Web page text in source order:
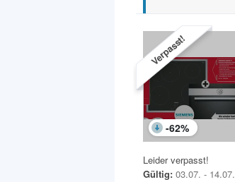
Verpasst!
-62%
Leider verpasst!
Gültig: 03.07. - 14.07.